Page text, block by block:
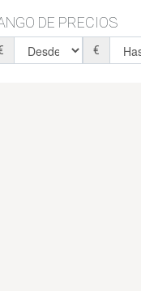
DE PRECIOS
€